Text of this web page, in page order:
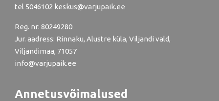
tel 5046102 keskus@varjupaik.ee
Reg. nr: 80249280
Jur. aadress: Rinnaku, Alustre küla, Viljandi vald,
Viljandimaa, 71057
info@varjupaik.ee
Annetusvõimalused